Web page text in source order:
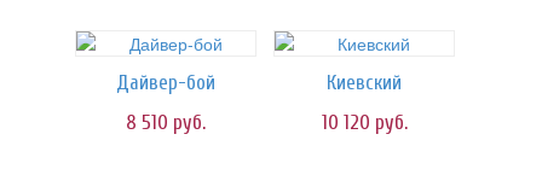
Дайвер-бой
8 510 руб.
Киевский
10 120 руб.